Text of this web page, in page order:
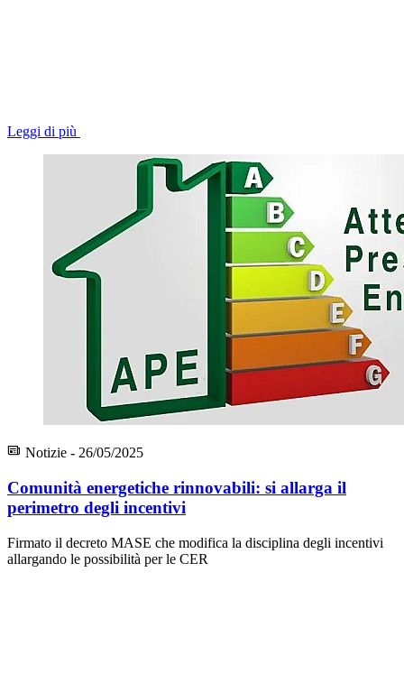
Leggi di più
Notizie - 26/05/2025
Comunità energetiche rinnovabili: si allarga il
perimetro degli incentivi
Firmato il decreto MASE che modifica la disciplina degli incentivi
allargando le possibilità per le CER